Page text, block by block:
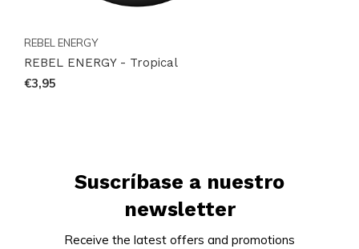
REBEL ENERGY
REBEL ENERGY - Tropical
€3,95
Suscríbase a nuestro
newsletter
Receive the latest offers and promotions